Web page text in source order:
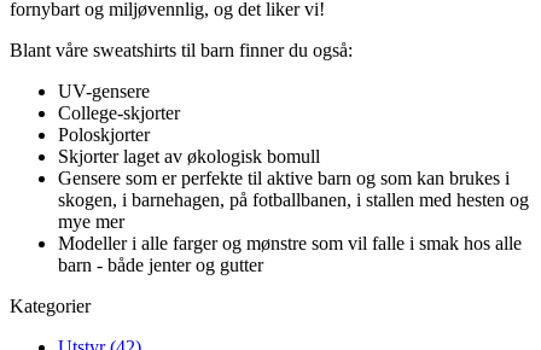
fornybart og miljøvennlig, og det liker vi!
Blant våre sweatshirts til barn finner du også:
UV-gensere
College-skjorter
Poloskjorter
Skjorter laget av økologisk bomull
Gensere som er perfekte til aktive barn og som kan brukes i
skogen, i barnehagen, på fotballbanen, i stallen med hesten og
mye mer
Modeller i alle farger og mønstre som vil falle i smak hos alle
barn - både jenter og gutter
Kategorier